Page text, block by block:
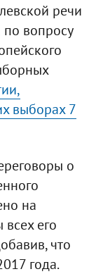
речи
вопросу
выборах 7
о
на
его
что
года.